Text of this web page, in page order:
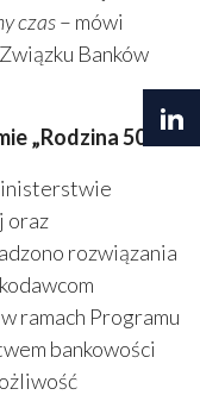
czas– mówi
Banków
„Rodzina 500+”
oraz
rozwiązania
ramach Programu
bankowości